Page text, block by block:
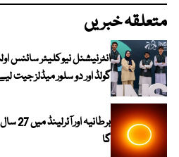
متعلقہ خبریں
گولڈ اور دو سلور میڈلز جیت
گا